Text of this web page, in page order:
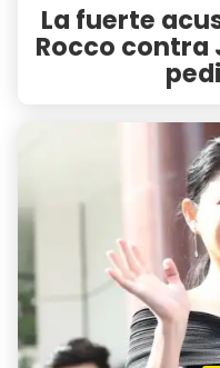
La fuerte
Rocco contra